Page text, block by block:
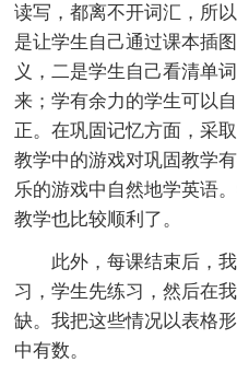
读写，都离不开词汇，所
是让学生自己通过课本插
义，二是学生自己看清单
来；学有余力的学生可以
正。在巩固记忆方面，采
教学中的游戏对巩固教学
乐的游戏中自然地学英语
教学也比较顺利了。
此外，每课结束后，
习，学生先练习，然后在
缺。我把这些情况以表格
中有数。